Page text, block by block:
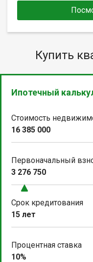
Купить
Ипотечный
Стоимость
16 385 000
Первоначальный
3 276 750
Срок кредитования
15 лет
Процентная ставка
10%